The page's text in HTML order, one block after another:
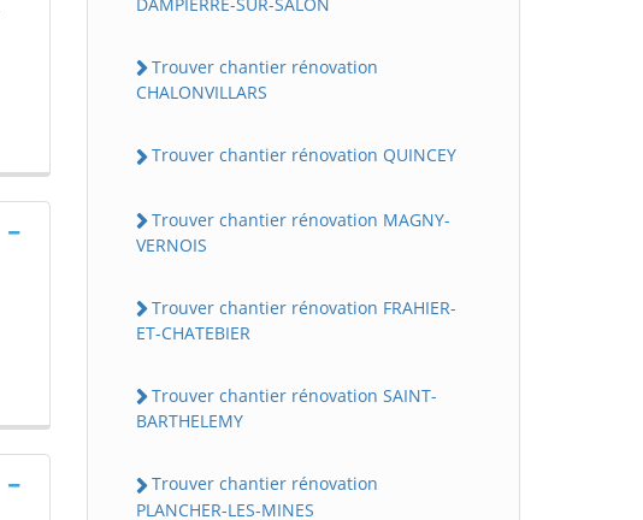
Trouver chantier rénovation
CHALONVILLARS
Trouver chantier rénovation QUINCEY
Trouver chantier rénovation MAGNY-
VERNOIS
Trouver chantier rénovation FRAHIER-
ET-CHATEBIER
Trouver chantier rénovation SAINT-
BARTHELEMY
Trouver chantier rénovation
PLANCHER-LES-MINES